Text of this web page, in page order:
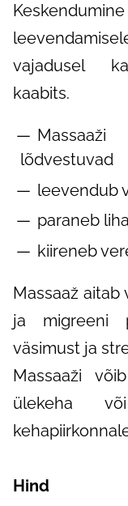
vajadusel
kaabits.
lõdvestuvad
leevendub
paraneb
kiireneb
Massaaž
ja migreeni
väsimust ja
Massaaži
ülekeha
Hind